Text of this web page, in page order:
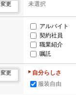
更 未選択
アルバイト
契約社員
職業紹介
嘱託
更
自分らしさ
服装自由